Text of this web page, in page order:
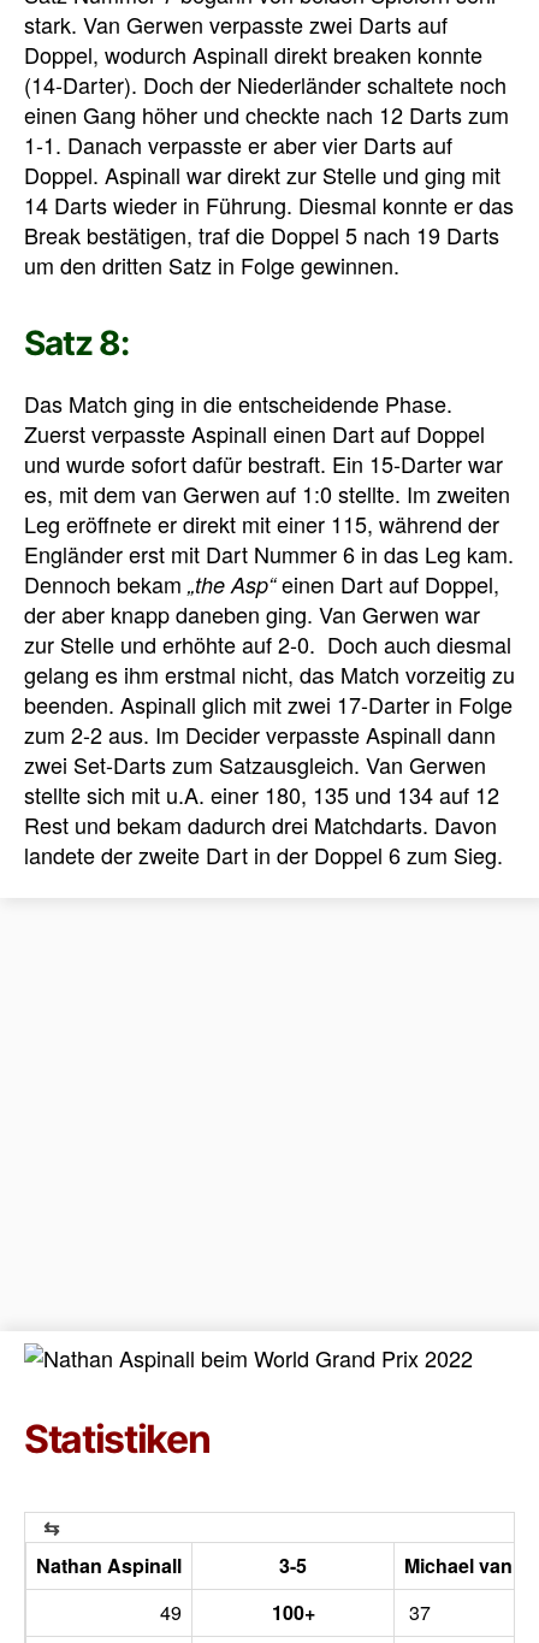
stark. Van Gerwen verpasste zwei Darts auf
Doppel, wodurch Aspinall direkt breaken konnte
(14-Darter). Doch der Niederländer schaltete noch
einen Gang höher und checkte nach 12 Darts zum
1-1. Danach verpasste er aber vier Darts auf
Doppel. Aspinall war direkt zur Stelle und ging mit
14 Darts wieder in Führung. Diesmal konnte er das
Break bestätigen, traf die Doppel 5 nach 19 Darts
um den dritten Satz in Folge gewinnen.
Satz 8:
Das Match ging in die entscheidende Phase.
Zuerst verpasste Aspinall einen Dart auf Doppel
und wurde sofort dafür bestraft. Ein 15-Darter war
es, mit dem van Gerwen auf 1:0 stellte. Im zweiten
Leg eröffnete er direkt mit einer 115, während der
Engländer erst mit Dart Nummer 6 in das Leg kam.
Dennoch bekam „the Asp“einen Dart auf Doppel,
der aber knapp daneben ging. Van Gerwen war
zur Stelle und erhöhte auf 2-0. Doch auch diesmal
gelang es ihm erstmal nicht, das Match vorzeitig zu
beenden. Aspinall glich mit zwei 17-Darter in Folge
zum 2-2 aus. Im Decider verpasste Aspinall dann
zwei Set-Darts zum Satzausgleich. Van Gerwen
stellte sich mit u.A. einer 180, 135 und 134 auf 12
Rest und bekam dadurch drei Matchdarts. Davon
landete der zweite Dart in der Doppel 6 zum Sieg.
Statistiken
Nathan Aspinall 3-5
Michael van
49
100+
37